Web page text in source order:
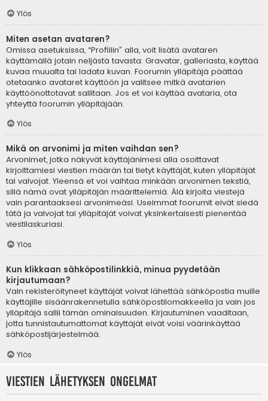
Ylös
Miten asetan avataren?
Omissa asetuksissa, “Profiilin” alla, voit lisätä avataren
käyttämällä jotain neljästä tavasta: Gravatar, galleriasta, käyttää
kuvaa muualta tai ladata kuvan. Foorumin ylläpitäjä päättää
otetaanko avataret käyttöön ja valitsee mitkä avatarien
käyttöönottotavat sallitaan. Jos et voi käyttää avataria, ota
yhteyttä foorumin ylläpitäjään.
Ylös
Mikä on arvonimi ja miten vaihdan sen?
Arvonimet, jotka näkyvät käyttäjänimesi alla osoittavat
kirjoittamiesi viestien määrän tai tietyt käyttäjät, kuten ylläpitäjät
tai valvojat. Yleensä et voi vaihtaa minkään arvonimen tekstiä,
sillä nämä ovat ylläpitäjän määrittelemiä. Älä kirjoita viestejä
vain parantaaksesi arvonimeäsi. Useimmat foorumit eivät siedä
tätä ja valvojat tai ylläpitäjät voivat yksinkertaisesti pienentää
viestilaskuriasi.
Ylös
Kun klikkaan sähköpostilinkkiä, minua pyydetään
kirjautumaan?
Vain rekisteröityneet käyttäjät voivat lähettää sähköpostia muille
käyttäjille sisäänrakennetulla sähköpostilomakkeella ja vain jos
ylläpitäjä sallii tämän ominaisuuden. Kirjautuminen vaaditaan,
jotta tunnistautumattomat käyttäjät eivät voisi väärinkäyttää
sähköpostijärjestelmää.
Ylös
Viestien lähetyksen ongelmat